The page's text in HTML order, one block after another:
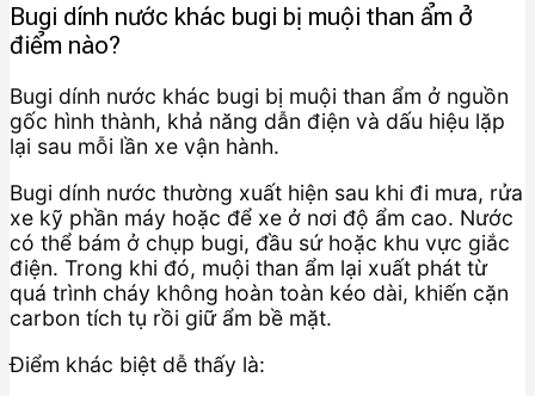
Bugi dính nước khác bugi bị muội than ẩm ở
điểm nào?
Bugi dính nước khác bugi bị muội than ẩm ở nguồn
gốc hình thành, khả năng dẫn điện và dấu hiệu lặp
lại sau mỗi lần xe vận hành.
Bugi dính nước thường xuất hiện sau khi đi mưa, rửa
xe kỹ phần máy hoặc để xe ở nơi độ ẩm cao. Nước
có thể bám ở chụp bugi, đầu sứ hoặc khu vực giắc
điện. Trong khi đó, muội than ẩm lại xuất phát từ
quá trình cháy không hoàn toàn kéo dài, khiến cặn
carbon tích tụ rồi giữ ẩm bề mặt.
Điểm khác biệt dễ thấy là: